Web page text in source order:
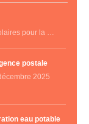
pour la …
postale
2025
eau potable